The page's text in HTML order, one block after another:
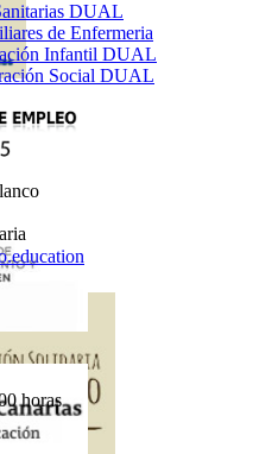
DUAL
de Enfermeria
Infantil DUAL
Social DUAL
horas